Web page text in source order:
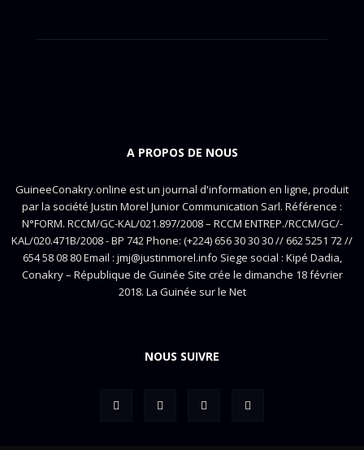
A PROPOS DE NOUS
GuineeConakry.online est un journal d'information en ligne, produit
par la société Justin Morel Junior Communication Sarl. Référence :
N°FORM. RCCM/GC-KAL/021.897/2008 – RCCM ENTREP./RCCM/GC/-
KAL/020.471B/2008 - BP 742 Phone: (+224) 656 30 30 30 // 662 5251 72 //
654 58 08 80 Email : jmj@justinmorel.info Siege social : Kipé Dadia,
Conakry – République de Guinée Site crée le dimanche 18 février
2018. La Guinée sur le Net
NOUS SUIVRE